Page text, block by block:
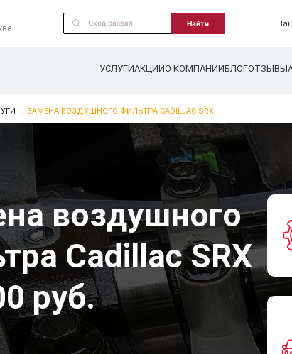
Найти
УСЛУГИАКЦИИО КОМПАНИИБЛОГОТЗЫВЫ
ЗАМЕНА ВОЗДУШНОГО ФИЛЬТРА CADILLAC SRX
воздушного
Cadillac SRX
руб.